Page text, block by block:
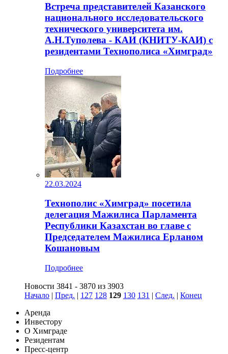
Встреча представителей Казанского
национального исследовательского
технического университета им.
А.Н.Туполева - КАИ (КНИТУ-КАИ) с
резидентами Технополиса «Химград»
Подробнее
22.03.2024
Технополис «Химград» посетила
делегация Мажилиса Парламента
Республики Казахстан во главе с
Председателем Мажилиса Ерланом
Кошановым
Подробнее
Новости 3841 - 3870 из 3903
Начало | Пред. | 127 128 129 130 131 | След. | Конец
Аренда
Инвестору
О Химграде
Резидентам
Пресс-центр